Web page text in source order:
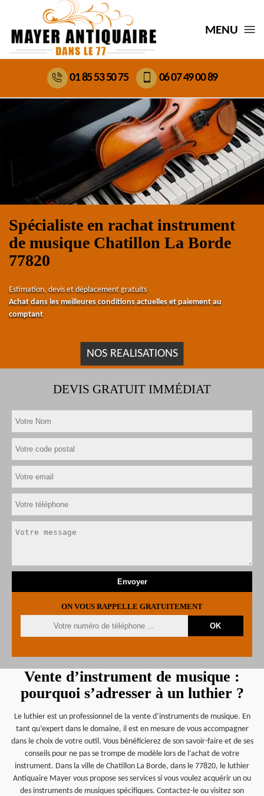
MENU
01 85 53 50 75 06 07 49 00 89
Spécialiste en rachat instrument
de musique Chatillon La Borde
77820
Estimation, devis et déplacement gratuits
Achat dans les meilleures conditions actuelles et paiement au
comptant
NOS REALISATIONS
DEVIS GRATUIT IMMÉDIAT
ON VOUS RAPPELLE GRATUITEMENT
Vente d’instrument de musique :
pourquoi s’adresser à un luthier ?
Le luthier est un professionnel de la vente d’instruments de musique. En
tant qu’expert dans le domaine, il est en mesure de vous accompagner
dans le choix de votre outil. Vous bénéficierez de son savoir-faire et de ses
conseils pour ne pas se trompe de modèle lors de l’achat de votre
instrument. Dans la ville de Chatillon La Borde, dans le 77820, le luthier
Antiquaire Mayer vous propose ses services si vous voulez acquérir un ou
des instruments de musiques spécifiques. Contactez-le ou visitez son